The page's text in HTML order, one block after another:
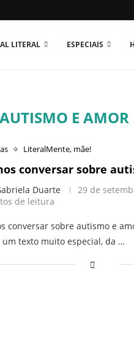
MUNDO...
LITERAL ESPECIAIS
E AMOR
LiteralMente, mãe!
conversar sobre
Duarte 29 de
de leitura
conversar sobre autismo e
um texto muito especial, da …